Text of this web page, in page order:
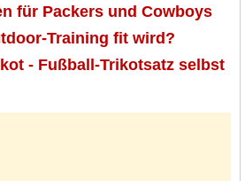
für Packers und Cowboys
Training fit wird?
- Fußball-Trikotsatz selbst